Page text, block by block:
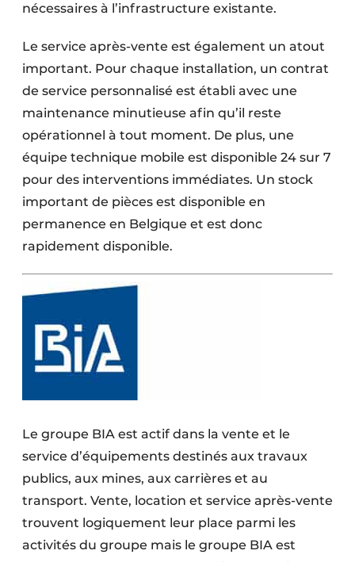
nécessaires à l’infrastructure existante.
Le service après-vente est également un atout
important. Pour chaque installation, un contrat
de service personnalisé est établi avec une
maintenance minutieuse afin qu’il reste
opérationnel à tout moment. De plus, une
équipe technique mobile est disponible 24 sur 7
pour des interventions immédiates. Un stock
important de pièces est disponible en
permanence en Belgique et est donc
rapidement disponible.
Le groupe BIA est actif dans la vente et le
service d’équipements destinés aux travaux
publics, aux mines, aux carrières et au
transport. Vente, location et service après-vente
trouvent logiquement leur place parmi les
activités du groupe mais le groupe BIA est